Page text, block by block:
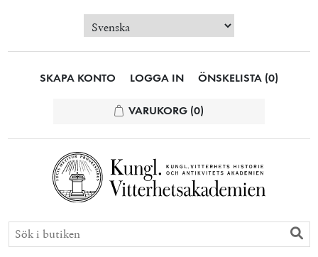
SKAPA KONTO LOGGA IN ÖNSKELISTA (0)
VARUKORG (0)